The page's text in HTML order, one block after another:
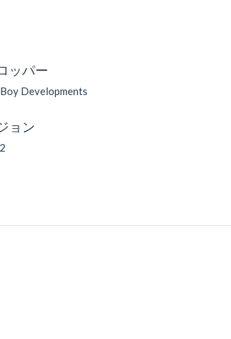
ッパー
Developments
ョン